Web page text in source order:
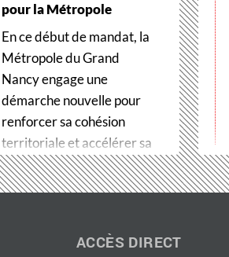
pour la Métropole
En ce début de mandat, la
Métropole du Grand
Nancy engage une
démarche nouvelle pour
renforcer sa cohésion
territoriale et accélérer sa
transformation…
ACCÈS DIRECT